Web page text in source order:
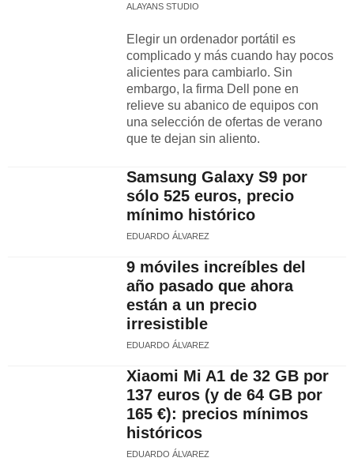
ALAYANS STUDIO
Elegir un ordenador portátil es
complicado y más cuando hay pocos
alicientes para cambiarlo. Sin
embargo, la firma Dell pone en
relieve su abanico de equipos con
una selección de ofertas de verano
que te dejan sin aliento.
Samsung Galaxy S9 por
sólo 525 euros, precio
mínimo histórico
EDUARDO ÁLVAREZ
9 móviles increíbles del
año pasado que ahora
están a un precio
irresistible
EDUARDO ÁLVAREZ
Xiaomi Mi A1 de 32 GB por
137 euros (y de 64 GB por
165 €): precios mínimos
históricos
EDUARDO ÁLVAREZ